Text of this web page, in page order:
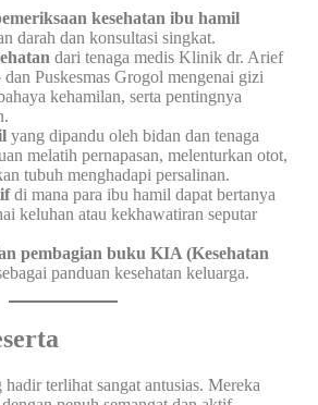
kesehatan ibu hamil
darah dan konsultasi singkat.
dari tenaga medis Klinik dr. Arief
Puskesmas Grogol mengenai gizi
kehamilan, serta pentingnya
yang dipandu oleh bidan dan tenaga
melatih pernapasan, melenturkan otot,
tubuh menghadapi persalinan.
di mana para ibu hamil dapat bertanya
keluhan atau kekhawatiran seputar
pembagian buku KIA (Kesehatan
panduan kesehatan keluarga.
terlihat sangat antusias. Mereka